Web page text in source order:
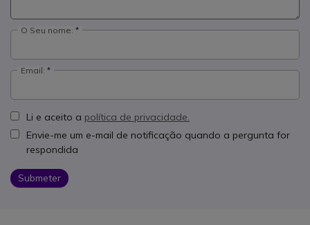
O Seu nome:
Email:
Li e aceito a política de privacidade.
Envie-me um e-mail de notificação quando a pergunta for
respondida
Submeter